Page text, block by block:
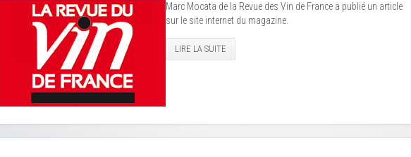
Marc Mocata de la Revue des Vin de France a publié un article
sur le site internet du magazine.
LIRE LA SUITE